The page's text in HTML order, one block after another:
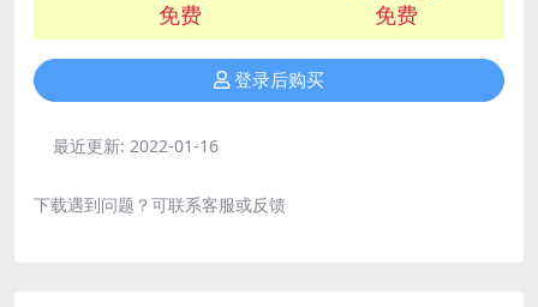
免费 免费
登录后购买
最近更新: 2022-01-16
下载遇到问题？可联系客服或反馈